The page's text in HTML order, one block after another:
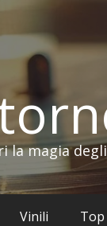
la magia
Vinili Top